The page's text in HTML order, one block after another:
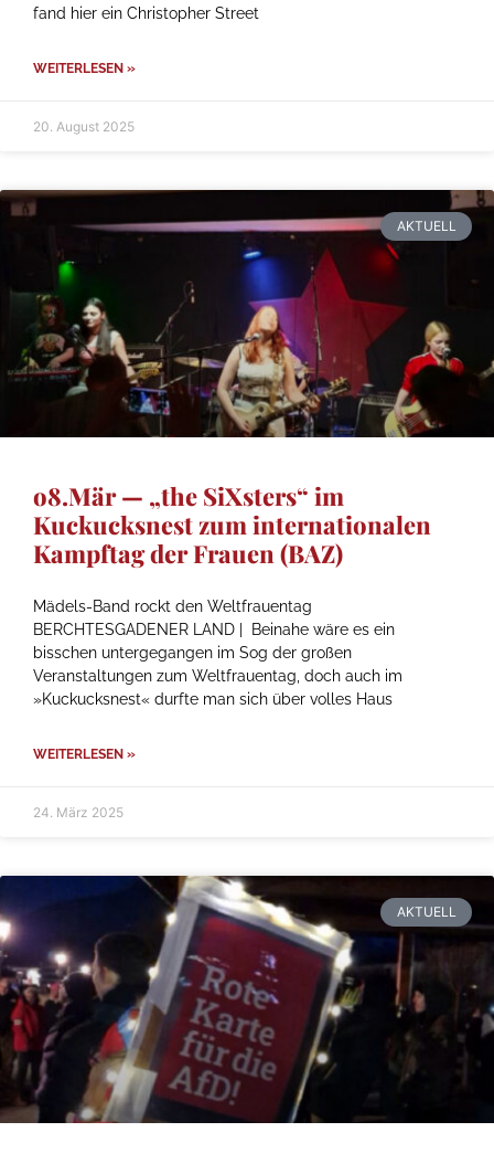
fand hier ein Christopher Street
WEITERLESEN »
20. August 2025
AKTUELL
o8.Mär — „the SiXsters“ im
Kuckucksnest zum internationalen
Kampftag der Frauen (BAZ)
Mädels-Band rockt den Weltfrauentag
BERCHTESGADENER LAND | Beinahe wäre es ein
bisschen untergegangen im Sog der großen
Veranstaltungen zum Weltfrauentag, doch auch im
»Kuckucksnest« durfte man sich über volles Haus
WEITERLESEN »
24. März 2025
AKTUELL